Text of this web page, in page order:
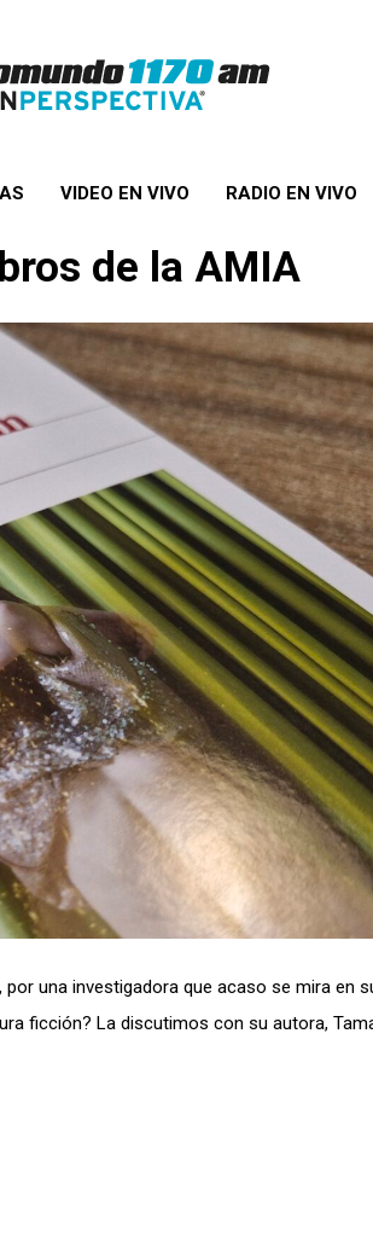
VIDEO EN VIVO RADIO EN VIVO
de la AMIA
una investigadora que acaso se mira en
ficción? La discutimos con su autora,